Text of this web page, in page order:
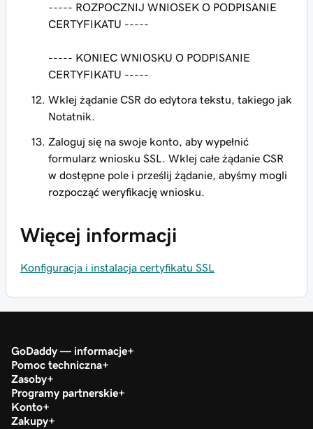
----- ROZPOCZNIJ WNIOSEK O PODPISANIE
CERTYFIKATU -----
----- KONIEC WNIOSKU O PODPISANIE
CERTYFIKATU -----
Wklej żądanie CSR do edytora tekstu, takiego jak
Notatnik.
Zaloguj się na swoje konto, aby wypełnić
formularz wniosku SSL. Wklej całe żądanie CSR
w dostępne pole i prześlij żądanie, abyśmy mogli
rozpocząć weryfikację wniosku.
Więcej informacji
Konfiguracja i instalacja certyfikatu SSL
GoDaddy — informacje
Pomoc techniczna
Zasoby
Programy partnerskie
Konto
Zakupy